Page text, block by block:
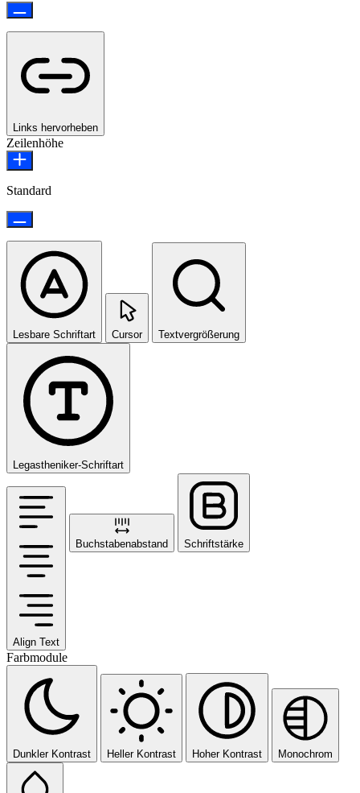
Links hervorheben
Zeilenhöhe
Standard
Lesbare Schriftart Cursor Textvergrößerung
Legastheniker-Schriftart
Align Text
Buchstabenabstand Schriftstärke
Farbmodule
Dunkler Kontrast Heller Kontrast Hoher Kontrast Monochrom